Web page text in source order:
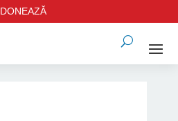
DONEAZĂ